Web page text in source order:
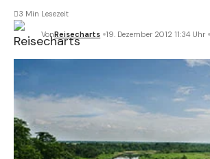
VonReisecharts 19. Dezember 2012 11:34 Uhr
3 Min Lesezeit